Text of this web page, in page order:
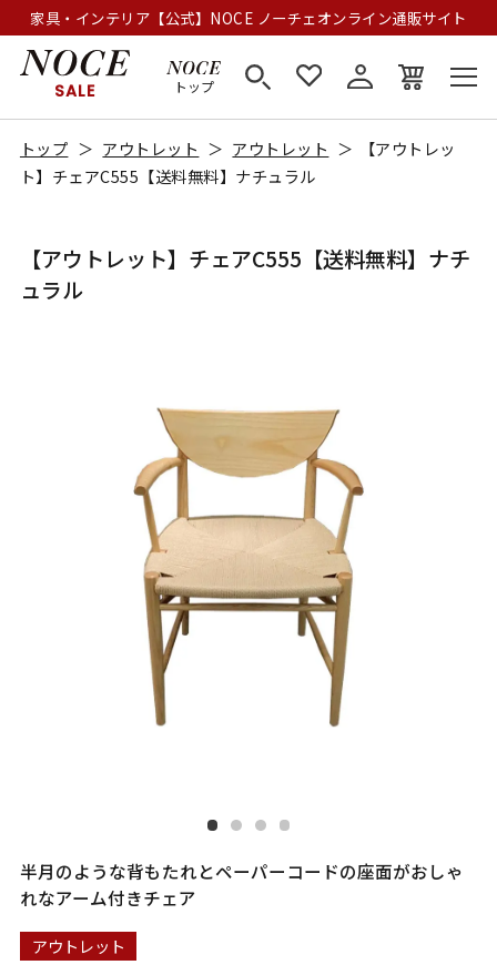
家具・インテリア【公式】NOCE ノーチェオンライン通販サイト
SALE トップ
トップ アウトレット アウトレット
【アウトレッ
ト】チェアC555【送料無料】ナチュラル
【アウトレット】チェアC555【送料無料】ナチ
ュラル
半月のような背もたれとペーパーコードの座面がおしゃ
れなアーム付きチェア
アウトレット